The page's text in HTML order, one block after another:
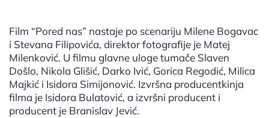
Film “Pored nas” nastaje po scenariju Milene Bogavac
i Stevana Filipovića, direktor fotografije je Matej
Milenković. U filmu glavne uloge tumače Slaven
Došlo, Nikola Glišić, Darko Ivić, Gorica Regodić, Milica
Majkić i Isidora Simijonović. Izvršna producentkinja
filma je Isidora Bulatović, a izvršni producent i
producent je Branislav Jević.